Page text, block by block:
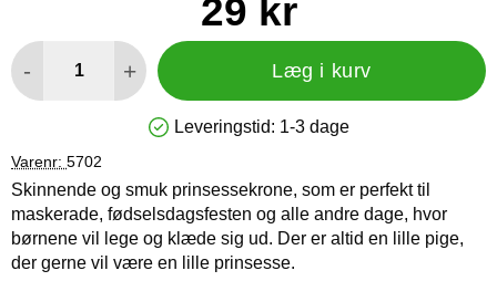
pris
29 kr
- + Læg i kurv
Produkttilgængelighed: På lager
Leveringstid: 1-3 dage
Varenr: 5702
Skinnende og smuk prinsessekrone, som er perfekt til
maskerade, fødselsdagsfesten og alle andre dage, hvor
børnene vil lege og klæde sig ud. Der er altid en lille pige,
der gerne vil være en lille prinsesse.